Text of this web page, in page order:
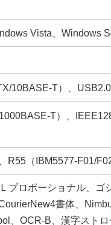
Vista、Windows
10BASE-T）、USB2.0
T）、
R55（IBM5577-F01/
プロポーショナル、
書体、
、OCR-B、漢字ストロ